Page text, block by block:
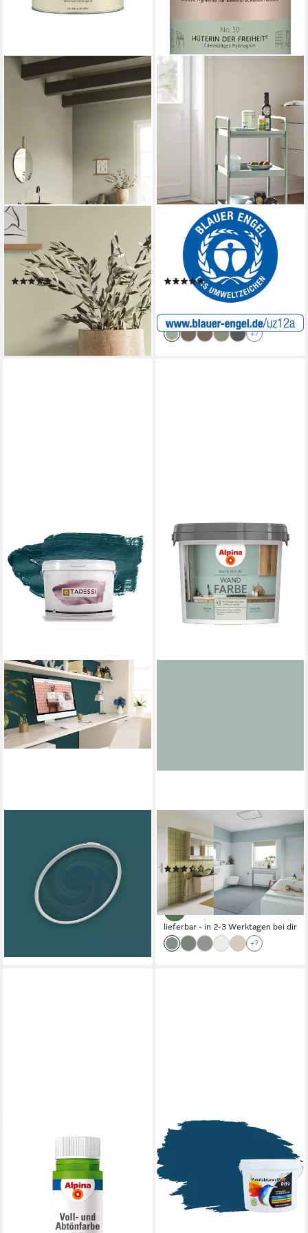
ALPINA
Wandfarbe Alpina Feine
Farben edelmatt 2,5 Liter -
Farbfamilie Grün
(4)
lieferbar - in 2-3 Werktagen bei dir
Lack Alpina Feine Farben Lack
edelmatt 750ml - Farbfamilie
Grün
(17)
ab 25,19 €
lieferbar - in 3-4 Werktagen bei dir
+7
Vista - Wandfarbe Grün -
Petrol - Matte Innenfarbe -
38,30 €
(1,53 €/ 1 l)
lieferbar - in 2-3 Werktagen bei dir
ALPINA
Wandfarbe Alpina Bad &
Küche Wand-Farbe
(6)
39,99 €
(16,00 €/ 1 l)
lieferbar - in 2-3 Werktagen bei dir
+7